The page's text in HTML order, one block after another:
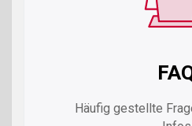
Häufig gestellte